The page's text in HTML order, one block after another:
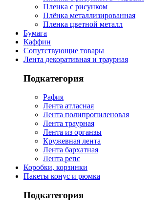
Пленка с рисунком
Плёнка металлизированная
Пленка цветной металл
Бумага
Каффин
Сопутствующие товары
Лента декоративная и траурная
Подкатегория
Рафия
Лента атласная
Лента полипропиленовая
Лента траурная
Лента из органзы
Кружевная лента
Лента бархатная
Лента репс
Коробки, корзинки
Пакеты конус и рюмка
Подкатегория